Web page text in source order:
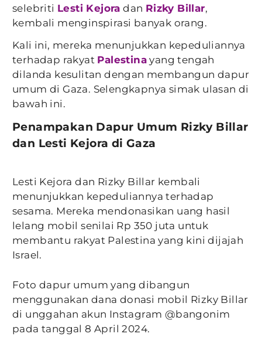
selebriti Lesti Kejora dan Rizky Billar,
kembali menginspirasi banyak orang.
Kali ini, mereka menunjukkan kepeduliannya
terhadap rakyat Palestina yang tengah
dilanda kesulitan dengan membangun dapur
umum di Gaza. Selengkapnya simak ulasan di
bawah ini.
Penampakan Dapur Umum Rizky Billar
dan Lesti Kejora di Gaza
Lesti Kejora dan Rizky Billar kembali
menunjukkan kepeduliannya terhadap
sesama. Mereka mendonasikan uang hasil
lelang mobil senilai Rp 350 juta untuk
membantu rakyat Palestina yang kini dijajah
Israel.
Foto dapur umum yang dibangun
menggunakan dana donasi mobil Rizky Billar
di unggahan akun Instagram @bangonim
pada tanggal 8 April 2024.